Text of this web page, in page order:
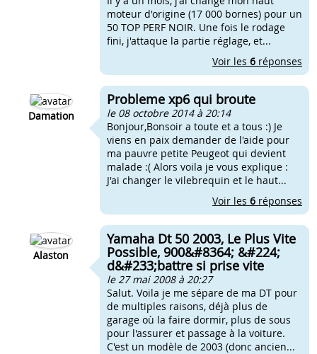
moteur d'origine (17 000 bornes) pour un
50 TOP PERF NOIR. Une fois le rodage
fini, j'attaque la partie réglage, et...
Voir les 6 réponses
Damation
Probleme xp6 qui broute
le 08 octobre 2014 à 20:14
Bonjour,Bonsoir a toute et a tous :) Je
viens en paix demander de l'aide pour
ma pauvre petite Peugeot qui devient
malade :( Alors voila je vous explique :
J'ai changer le vilebrequin et le haut...
Voir les 6 réponses
Alaston
Yamaha Dt 50 2003, Le Plus Vite
Possible, 900&#8364; &#224;
d&#233;battre si prise vite
le 27 mai 2008 à 20:27
Salut. Voila je me sépare de ma DT pour
de multiples raisons, déjà plus de
garage où la faire dormir, plus de sous
pour l'assurer et passage à la voiture.
C'est un modèle de 2003 (donc ancien...